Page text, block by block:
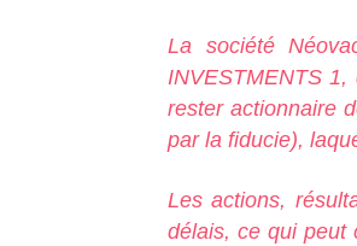
La société
INVESTMENTS
rester actionnaire
par la fiducie),
Les actions,
délais, ce qui peut